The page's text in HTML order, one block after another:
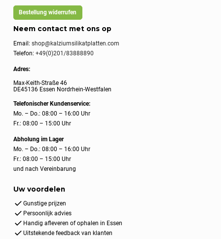
Bestellung widerrufen
Neem contact met ons op
Email:shop@kalziumsilikatplatten.com
Telefon:+49(0)201/83888890
Adres:
Max-Keith-Straße 46
DE45136 Essen Nordrhein-Westfalen
Telefonischer Kundenservice:
Mo. – Do.: 08:00 – 16:00 Uhr
Fr.: 08:00 – 15:00 Uhr
Abholung im Lager
Mo. – Do.: 08:00 – 16:00 Uhr
Fr.: 08:00 – 15:00 Uhr
und nach Vereinbarung
Uw voordelen
Gunstige prijzen
Persoonlijk advies
Handig afleveren of ophalen in Essen
Uitstekende feedback van klanten